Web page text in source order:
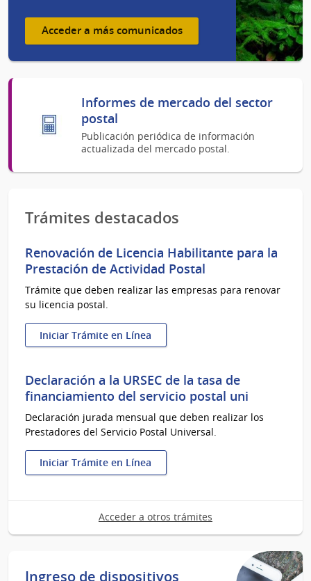
Acceder a más comunicados
Informes de mercado del sector
postal
Publicación periódica de información
actualizada del mercado postal.
Trámites destacados
Renovación de Licencia Habilitante para la
Prestación de Actividad Postal
Trámite que deben realizar las empresas para renovar
su licencia postal.
Iniciar Trámite en Línea
:
de
Licencia
Habilitante
para
la
de
Actividad
Declaración a la URSEC de la tasa de
financiamiento del servicio postal uni
Declaración jurada mensual que deben realizar los
Prestadores del Servicio Postal Universal.
Iniciar Trámite en Línea
:
la
URSEC
tasa
Acceder a otros trámites
Ingreso de dispositivos